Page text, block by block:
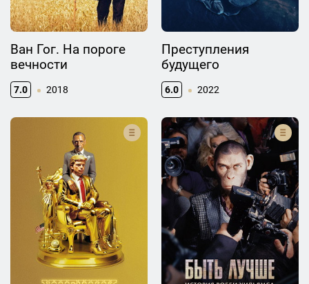
Ван Гог. На пороге
вечности
7.0 2018
Преступления
будущего
6.0 2022